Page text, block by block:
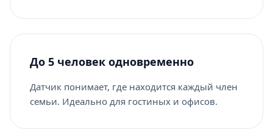
До 5 человек одновременно
Датчик понимает, где находится каждый член
семьи. Идеально для гостиных и офисов.